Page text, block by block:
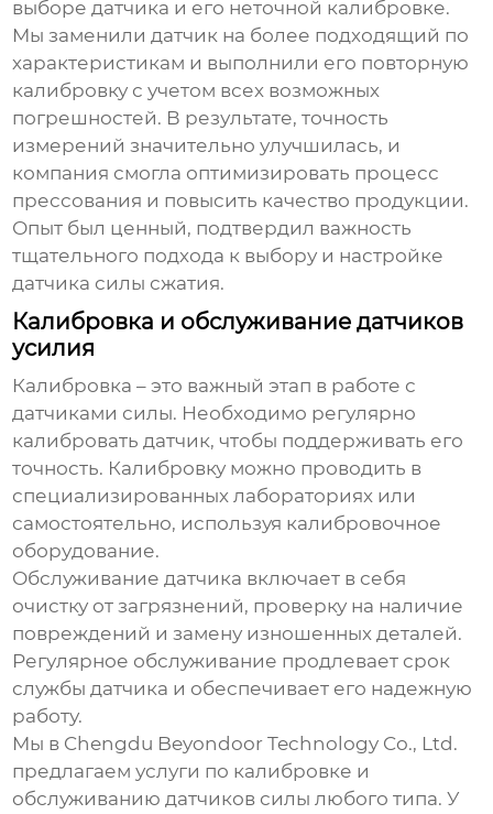
выборе датчика и его неточной калибровке.
Мы заменили датчик на более подходящий по
характеристикам и выполнили его повторную
калибровку с учетом всех возможных
погрешностей. В результате, точность
измерений значительно улучшилась, и
компания смогла оптимизировать процесс
прессования и повысить качество продукции.
Опыт был ценный, подтвердил важность
тщательного подхода к выбору и настройке
датчика силы сжатия.
Калибровка и обслуживание датчиков
усилия
Калибровка – это важный этап в работе с
датчиками силы. Необходимо регулярно
калибровать датчик, чтобы поддерживать его
точность. Калибровку можно проводить в
специализированных лабораториях или
самостоятельно, используя калибровочное
оборудование.
Обслуживание датчика включает в себя
очистку от загрязнений, проверку на наличие
повреждений и замену изношенных деталей.
Регулярное обслуживание продлевает срок
службы датчика и обеспечивает его надежную
работу.
Мы в Chengdu Beyondoor Technology Co., Ltd.
предлагаем услуги по калибровке и
обслуживанию датчиков силы любого типа. У